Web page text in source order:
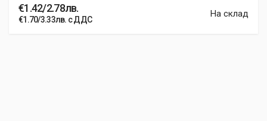
€1.42/2.78лв.
€1.70/3.33лв. с ДДС
На склад